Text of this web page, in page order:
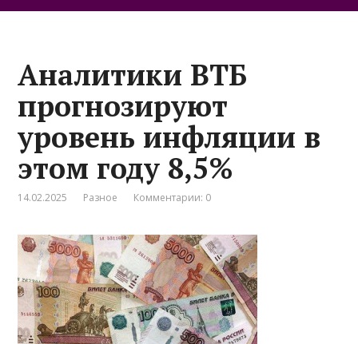
Аналитики ВТБ
прогнозируют
уровень инфляции в
этом году 8,5%
14.02.2025 Разное Комментарии: 0